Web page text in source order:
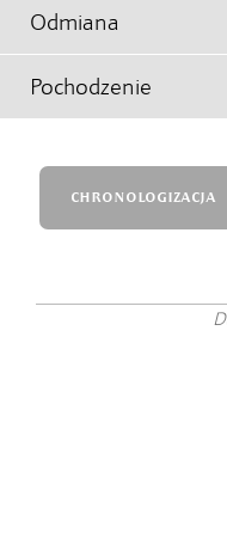
Odmiana
Pochodzenie
CHRONOLOGIZACJA